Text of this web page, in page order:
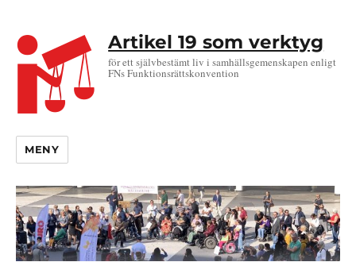
Artikel 19 som verktyg
för ett självbestämt liv i samhällsgemenskapen enligt
FNs Funktionsrättskonvention
MENY